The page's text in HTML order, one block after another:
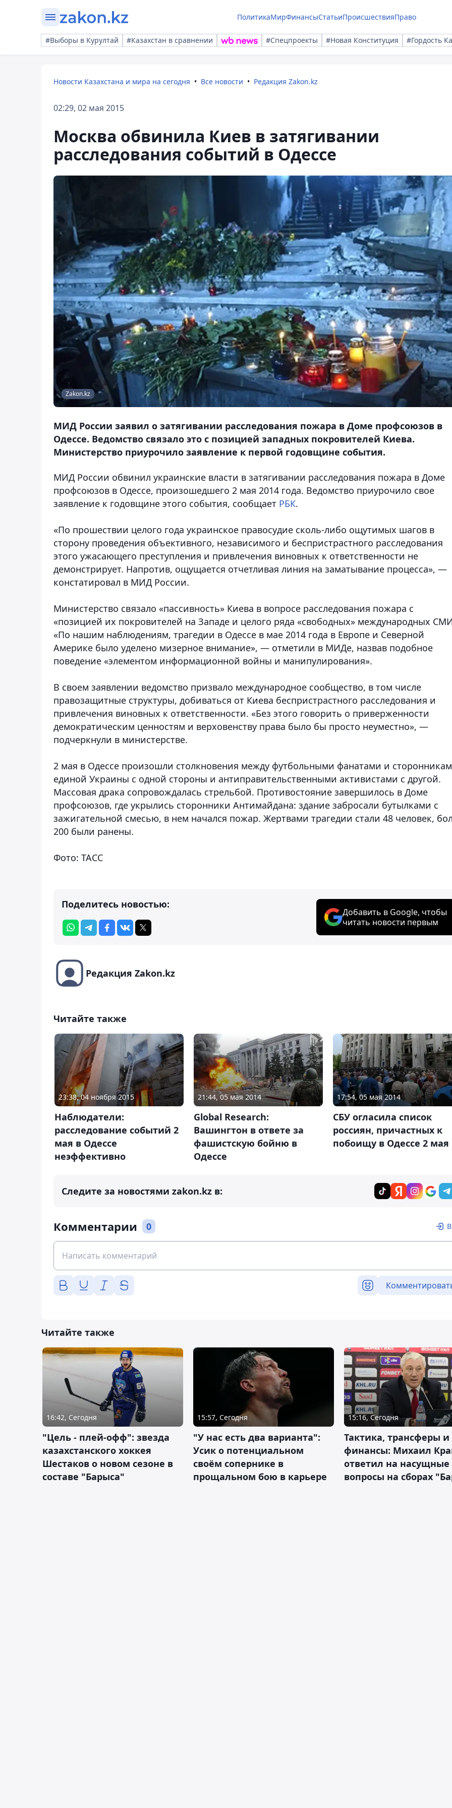
ПолитикаМирФинансыСтатьиПроисшествияПраво
#Выборы в Курултай #Казахстан в сравнении #Спецпроекты #Новая Конституция #Гордость
Новости Казахстана и мира на сегодня Все новости Редакция Zakon.kz
02:29, 02 мая 2015
Москва обвинила Киев в затягивании
расследования событий в Одессе
Zakon.kz
МИД России заявил о затягивании расследования пожара в Доме профсоюзов в
Одессе. Ведомство связало это с позицией западных покровителей Киева.
Министерство приурочило заявление к первой годовщине события.
МИД России обвинил украинские власти в затягивании расследования пожара в Доме
профсоюзов в Одессе, произошедшего 2 мая 2014 года. Ведомство приурочило свое
заявление к годовщине этого события, сообщает РБК.
«По прошествии целого года украинское правосудие сколь-либо ощутимых шагов в
сторону проведения объективного, независимого и беспристрастного расследования
этого ужасающего преступления и привлечения виновных к ответственности не
демонстрирует. Напротив, ощущается отчетливая линия на заматывание процесса», —
констатировал в МИД России.
Министерство связало «пассивность» Киева в вопросе расследования пожара с
«позицией их покровителей на Западе и целого ряда «свободных» международных
«По нашим наблюдениям, трагедии в Одессе в мае 2014 года в Европе и Северной
Америке было уделено мизерное внимание», — отметили в МИДе, назвав подобное
поведение «элементом информационной войны и манипулирования».
В своем заявлении ведомство призвало международное сообщество, в том числе
правозащитные структуры, добиваться от Киева беспристрастного расследования и
привлечения виновных к ответственности. «Без этого говорить о приверженности
демократическим ценностям и верховенству права было бы просто неуместно», —
подчеркнули в министерстве.
2 мая в Одессе произошли столкновения между футбольными фанатами и
единой Украины с одной стороны и антиправительственными активистами с другой.
Массовая драка сопровождалась стрельбой. Противостояние завершилось в Доме
профсоюзов, где укрылись сторонники Антимайдана: здание забросали бутылками с
зажигательной смесью, в нем начался пожар. Жертвами трагедии стали 48 человек,
200 были ранены.
Фото: ТАСС
Поделитесь новостью:
Добавить в Google, чтобы
читать новости первым
Редакция Zakon.kz
Читайте также
23:38, 04 ноября 2015
Наблюдатели:
расследование событий 2
мая в Одессе
неэффективно
21:44, 05 мая 2014
Global Research:
Вашингтон в ответе за
фашистскую бойню в
Одессе
17:54, 05 мая 2014
СБУ огласила список
россиян, причастных к
побоищу в Одессе 2 мая
Следите за новостями zakon.kz в:
Комментарии 0
Читайте также
16:42, Сегодня
"Цель - плей-офф": звезда
казахстанского хоккея
Шестаков о новом сезоне в
составе "Барыса"
15:57, Сегодня
"У нас есть два варианта":
Усик о потенциальном
своём сопернике в
прощальном бою в карьере
15:16, Сегодня
Тактика, трансферы и
финансы: Михаил
ответил на насущные
вопросы на сборах